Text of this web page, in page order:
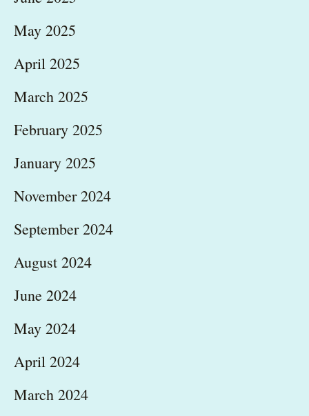
May 2025
April 2025
March 2025
February 2025
January 2025
November 2024
September 2024
August 2024
June 2024
May 2024
April 2024
March 2024